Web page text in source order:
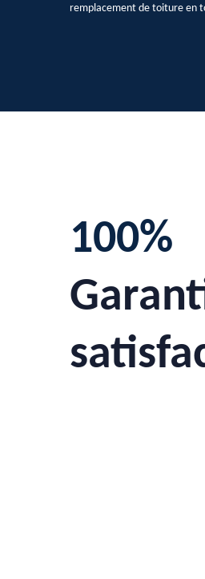
remplacement de toiture en
100%